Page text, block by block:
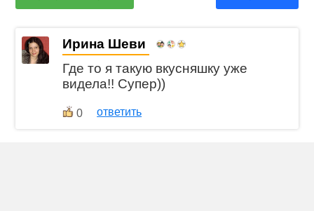
Ирина Шеви
Где то я такую вкусняшку уже
видела!! Супер))
0 ответить